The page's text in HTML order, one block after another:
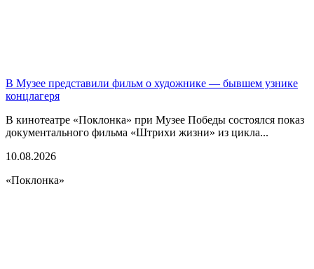
В Музее представили фильм о художнике — бывшем узнике
концлагеря
В кинотеатре «Поклонка» при Музее Победы состоялся показ
документального фильма «Штрихи жизни» из цикла...
10.08.2026
«Поклонка»